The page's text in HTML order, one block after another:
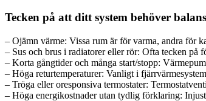
Tecken på att ditt system behöver
– Ojämn värme: Vissa rum är för varma, andra för
– Sus och brus i radiatorer eller rör: Ofta tecken på
– Korta gångtider och många start/stopp:
– Höga returtemperaturer: Vanligt i
– Tröga eller oresponsiva termostater:
– Höga energikostnader utan tydlig förklaring: